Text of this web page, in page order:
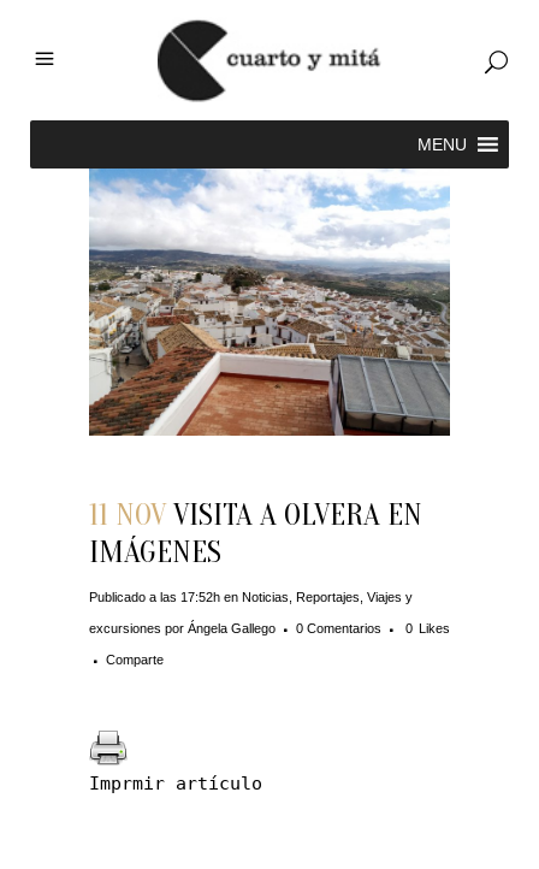
11 NOVVISITA A OLVERA EN
IMÁGENES
Publicado a las 17:52h en Noticias, Reportajes, Viajes y
excursiones por Ángela Gallego 0 Comentarios 0 Likes
Comparte
Imprmir artículo